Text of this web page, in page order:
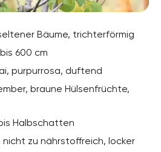
Bäume, trichterförmig
600 cm
purpurrosa, duftend
braune Hülsenfrüchte,
Halbschatten
nicht zu nährstoffreich, locker